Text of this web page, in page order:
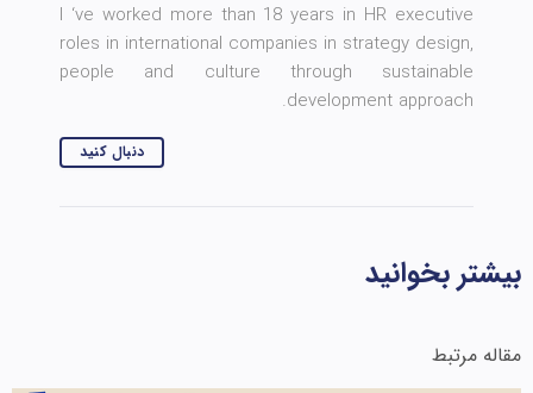
I ‘ve worked more than 18 years in HR executive
roles in international companies in strategy design,
people and culture through sustainable
development approach.
دنبال کنید
بیشتر بخوانید
مقاله مرتبط